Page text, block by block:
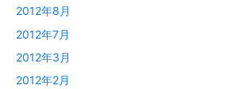
2012年8月
2012年7月
2012年3月
2012年2月